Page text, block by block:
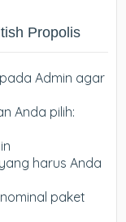
Propolis
Admin agar
Anda pilih:
harus Anda
paket